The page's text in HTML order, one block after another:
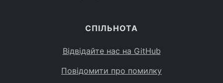
СПІЛЬНОТА
Відвідайте нас на GitHub
Повідомити про помилку